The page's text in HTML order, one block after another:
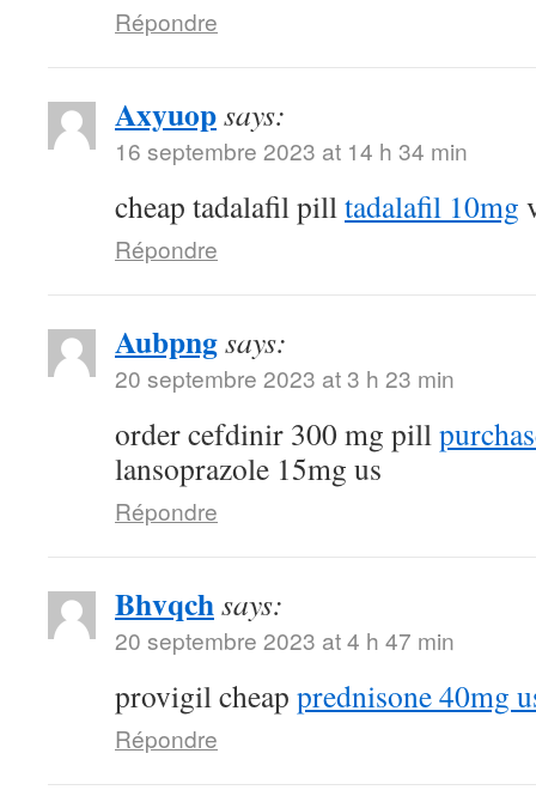
Répondre
Axyuopsays:
16 septembre 2023 at 14 h 34 min
cheap tadalafil pilltadalafil 10mg
Répondre
Aubpngsays:
20 septembre 2023 at 3 h 23 min
order cefdinir 300 mg pill
lansoprazole 15mg us
Répondre
Bhvqchsays:
20 septembre 2023 at 4 h 47 min
provigil cheap prednisone 40mg
Répondre